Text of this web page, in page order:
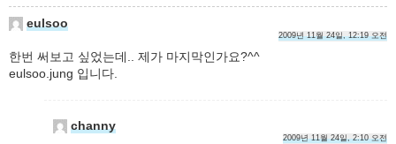
eulsoo
2009년 11월 24일, 12:19 오전
한번 써보고 싶었는데.. 제가 마지막인가요?^^
eulsoo.jung 입니다.
channy
2009년 11월 24일, 2:10 오전